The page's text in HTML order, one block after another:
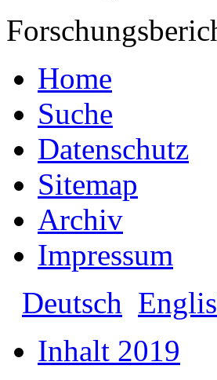
Home
Suche
Datenschutz
Sitemap
Archiv
Impressum
Deutsch
Inhalt 2019